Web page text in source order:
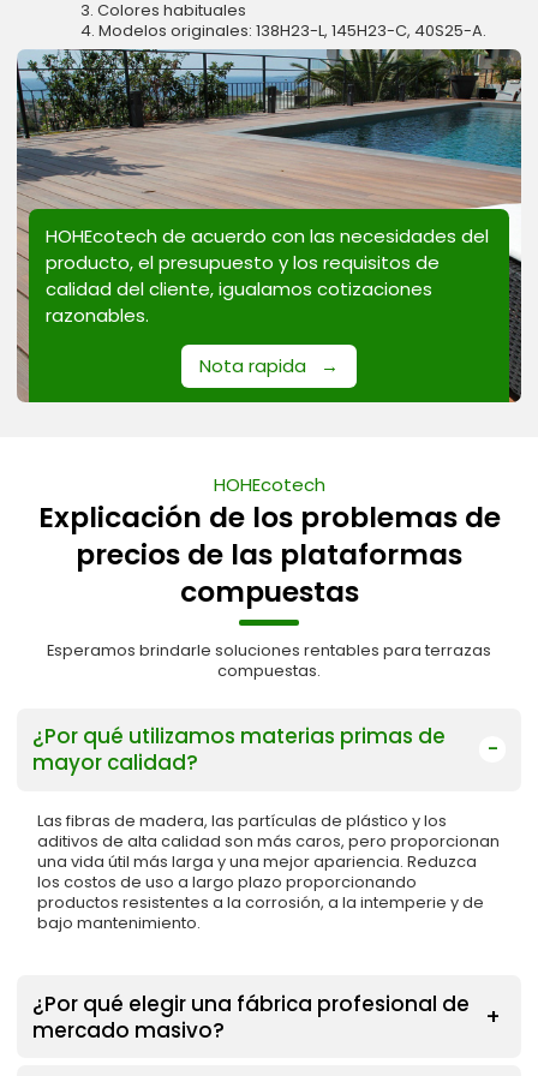
3. Colores habituales
4. Modelos originales: 138H23-L, 145H23-C, 40S25-A.
HOHEcotech de acuerdo con las necesidades del
producto, el presupuesto y los requisitos de
calidad del cliente, igualamos cotizaciones
razonables.
Nota rapida
HOHEcotech
Explicación de los problemas de
precios de las plataformas
compuestas
Esperamos brindarle soluciones rentables para terrazas
compuestas.
¿Por qué utilizamos materias primas de
mayor calidad?
Las fibras de madera, las partículas de plástico y los
aditivos de alta calidad son más caros, pero proporcionan
una vida útil más larga y una mejor apariencia. Reduzca
los costos de uso a largo plazo proporcionando
productos resistentes a la corrosión, a la intemperie y de
bajo mantenimiento.
¿Por qué elegir una fábrica profesional de
mercado masivo?